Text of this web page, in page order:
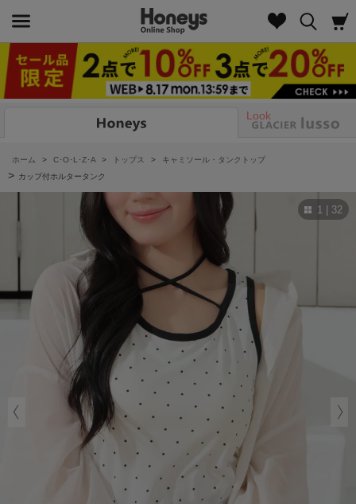
Look
ホーム > C･O･L･Z･A > トップス > キャミソール・タンクトップ
> カップ付ホルタータンク
1 | 32